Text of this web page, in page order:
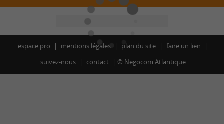
espace pro mentions légales plan du site
faire un lien
suivez-nous
contact © Negocom Atlantique